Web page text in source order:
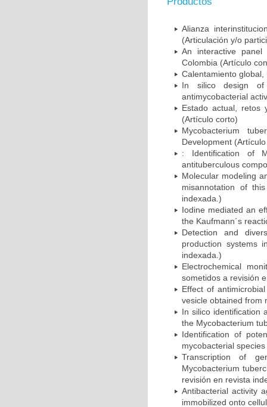
Alianza
(Articulación y/o
An interactive
Colombia (Artículo
Calentamiento
In silico design of
antimycobacterial
Estado actual, retos
(Artículo corto)
Mycobacterium
Development
: Identification of
antituberculous
Molecular modeling
misannotation of
indexada.)
Iodine mediated an
the Kaufmann´s
Detection and
production systems
indexada.)
Electrochemical
sometidos a revisión
Effect of
vesicle obtained from
In silico identification
the Mycobacterium
Identification of
mycobacterial
Transcription of
Mycobacterium
revisión en revista
Antibacterial activity
immobilized onto